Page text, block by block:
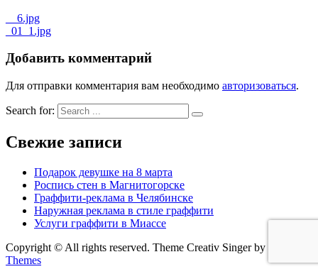
__6.jpg
_01_1.jpg
Добавить комментарий
Для отправки комментария вам необходимо авторизоваться.
Search for:
Свежие записи
Подарок девушке на 8 марта
Роспись стен в Магнитогорске
Граффити-реклама в Челябинске
Наружная реклама в стиле граффити
Услуги граффити в Миассе
Copyright © All rights reserved. Theme Creativ Singer by
Themes